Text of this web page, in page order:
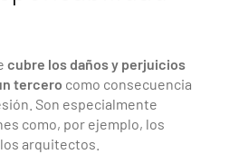
cubre los daños y perjuicios
tercero como consecuencia
Son especialmente
como, por ejemplo, los
arquitectos.